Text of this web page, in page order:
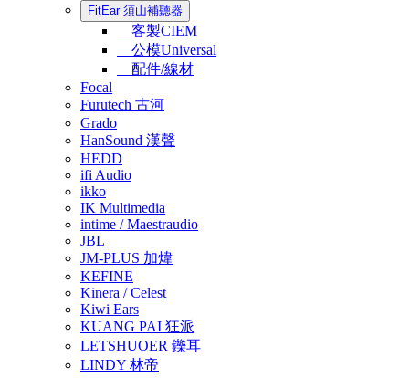
FitEar 須山補聽器
客製CIEM
公模Universal
配件/線材
Focal
Furutech 古河
Grado
HanSound 漢聲
HEDD
ifi Audio
ikko
IK Multimedia
intime / Maestraudio
JBL
JM-PLUS 加煒
KEFINE
Kinera / Celest
Kiwi Ears
KUANG PAI 狂派
LETSHUOER 鑠耳
LINDY 林帝